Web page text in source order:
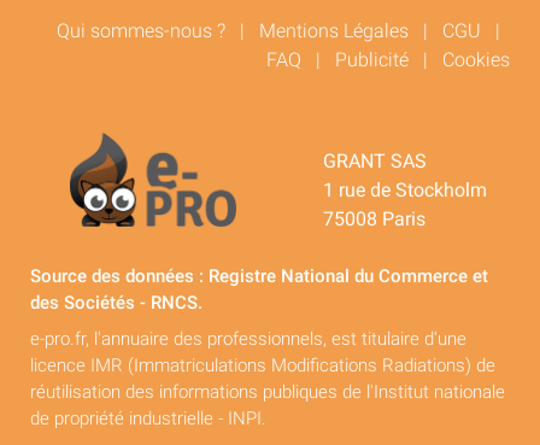
Qui sommes-nous ? | Mentions Légales | CGU |
FAQ | Publicité | Cookies
GRANT SAS
1 rue de Stockholm
75008 Paris
Source des données : Registre National du Commerce et
des Sociétés - RNCS.
e-pro.fr, l'annuaire des professionnels, est titulaire d'une
licence IMR (Immatriculations Modifications Radiations) de
réutilisation des informations publiques de l'Institut nationale
de propriété industrielle - INPI.